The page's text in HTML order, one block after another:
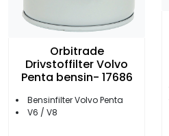
Orbitrade
Drivstoffilter Volvo
Penta bensin- 17686
Bensinfilter Volvo Penta
V6 / V8